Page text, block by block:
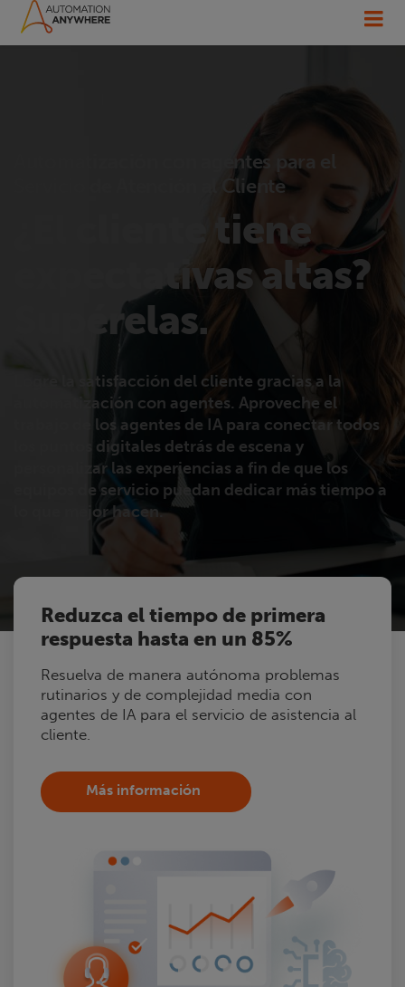
Automatización con agentes para el
Servicio de Atención al Cliente
¿El cliente tiene
expectativas altas?
Supérelas.
Logre la satisfacción del cliente gracias a la
automatización con agentes. Aproveche el
trabajo de los agentes de IA para conectar todos
los puntos digitales detrás de escena y
personalizar las experiencias a fin de que los
equipos de servicio puedan dedicar más tiempo a
lo que mejor hacen.
Reduzca el tiempo de primera
respuesta hasta en un 85%
Resuelva de manera autónoma problemas
rutinarios y de complejidad media con
agentes de IA para el servicio de asistencia al
cliente.
Más información